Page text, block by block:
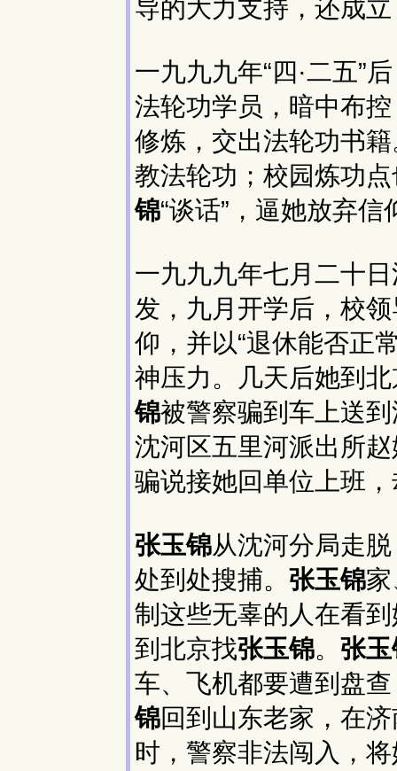
导的大力支持，还成
一九九九年“四·二五”
法轮功学员，暗中布
修炼，交出法轮功书
教法轮功；校园炼功
锦“谈话”，逼她放弃信
一九九九年七月二十
发，九月开学后，校
仰，并以“退休能否正
神压力。几天后她到
锦被警察骗到车上送
沈河区五里河派出所
骗说接她回单位上班
张玉锦从沈河分局走
处到处搜捕。 张玉锦
制这些无辜的人在看
到北京找张玉锦。 张
车、飞机都要遭到盘
锦回到山东老家，在
时，警察非法闯入，